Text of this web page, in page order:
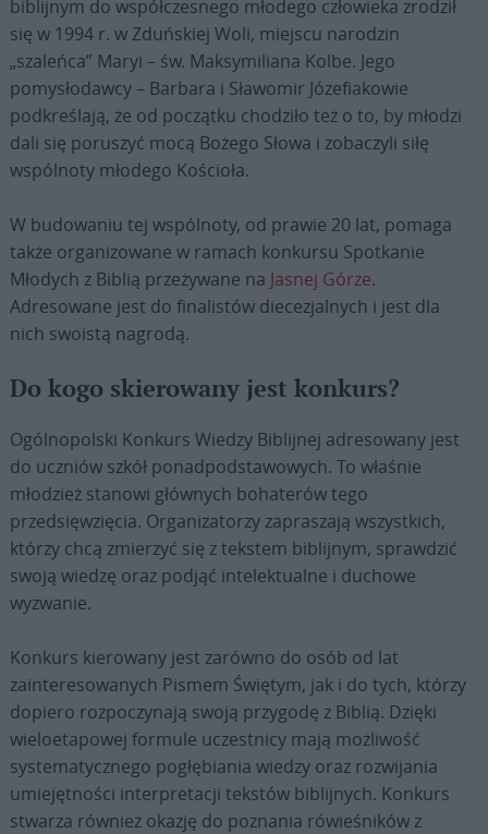
biblijnym do współczesnego młodego człowieka zrodził
się w 1994 r. w Zduńskiej Woli, miejscu narodzin
„szaleńca” Maryi – św. Maksymiliana Kolbe. Jego
pomysłodawcy – Barbara i Sławomir Józefiakowie
podkreślają, że od początku chodziło też o to, by młodzi
dali się poruszyć mocą Bożego Słowa i zobaczyli siłę
wspólnoty młodego Kościoła.
W budowaniu tej wspólnoty, od prawie 20 lat, pomaga
także organizowane w ramach konkursu Spotkanie
Młodych z Biblią przeżywane na Jasnej Górze.
Adresowane jest do finalistów diecezjalnych i jest dla
nich swoistą nagrodą.
Do kogo skierowany jest konkurs?
Ogólnopolski Konkurs Wiedzy Biblijnej adresowany jest
do uczniów szkół ponadpodstawowych. To właśnie
młodzież stanowi głównych bohaterów tego
przedsięwzięcia. Organizatorzy zapraszają wszystkich,
którzy chcą zmierzyć się z tekstem biblijnym, sprawdzić
swoją wiedzę oraz podjąć intelektualne i duchowe
wyzwanie.
Konkurs kierowany jest zarówno do osób od lat
zainteresowanych Pismem Świętym, jak i do tych, którzy
dopiero rozpoczynają swoją przygodę z Biblią. Dzięki
wieloetapowej formule uczestnicy mają możliwość
systematycznego pogłębiania wiedzy oraz rozwijania
umiejętności interpretacji tekstów biblijnych. Konkurs
stwarza również okazję do poznania rówieśników z